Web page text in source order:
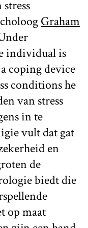
Graham
individual is
coping device
conditions he
van stress
in te
vult dat gat
en
de
biedt die
op maat